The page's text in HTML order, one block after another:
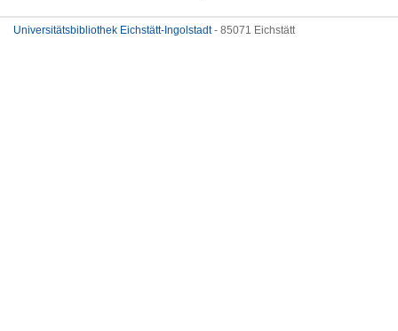
Universitätsbibliothek Eichstätt-Ingolstadt- 85071 Eichstätt